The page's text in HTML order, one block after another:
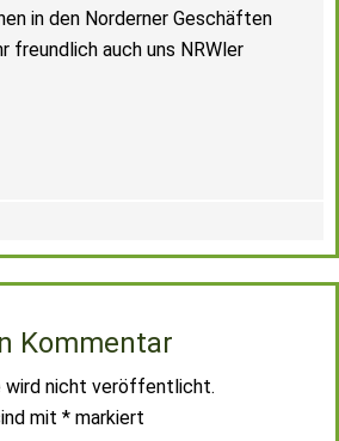
in den Norderner Geschäften
freundlich auch uns NRWler
Kommentar
wird nicht veröffentlicht.
mit * markiert